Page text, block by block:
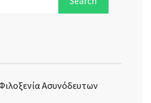
Ασυνόδευτων